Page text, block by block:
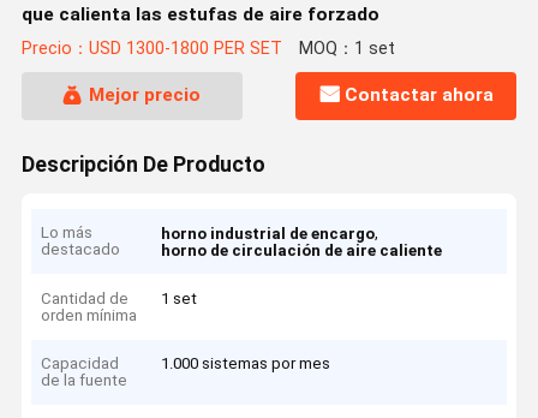
que calienta las estufas de aire forzado
Precio：USD 1300-1800 PER SET MOQ：1 set
Mejor precio Contactar ahora
Descripción De Producto
Lo más
destacado
horno industrial de encargo,
horno de circulación de aire caliente
Cantidad de
orden mínima
1 set
Capacidad
de la fuente
1.000 sistemas por mes